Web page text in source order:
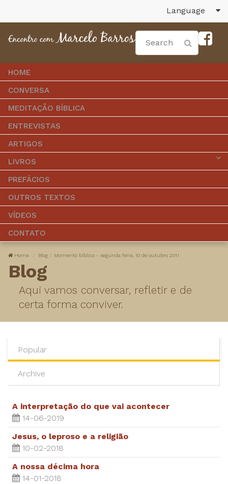
Language
HOME
CONVERSA
MEDITAÇÃO BÍBLICA
ENTREVISTAS
ARTIGOS
LIVROS
PREFÁCIOS
OUTROS TEXTOS
VÍDEOS
CONTATO
Home Blog ​Momento bíblico - segunda feira, 10 de outubro 2011
Blog
Aqui vamos conversar, refletir e de
certa forma conviver.
Popular
Archive
A interpretação do que vai acontecer
14-06-2019
Jesus, o leproso e a religião
10-02-2018
A nossa décima hora
14-01-2018